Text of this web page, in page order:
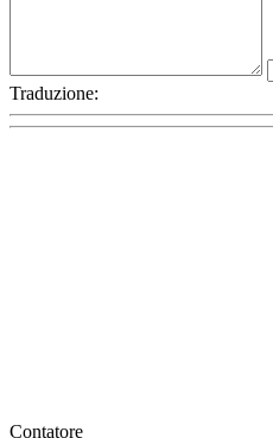
Traduzione:
Contatore